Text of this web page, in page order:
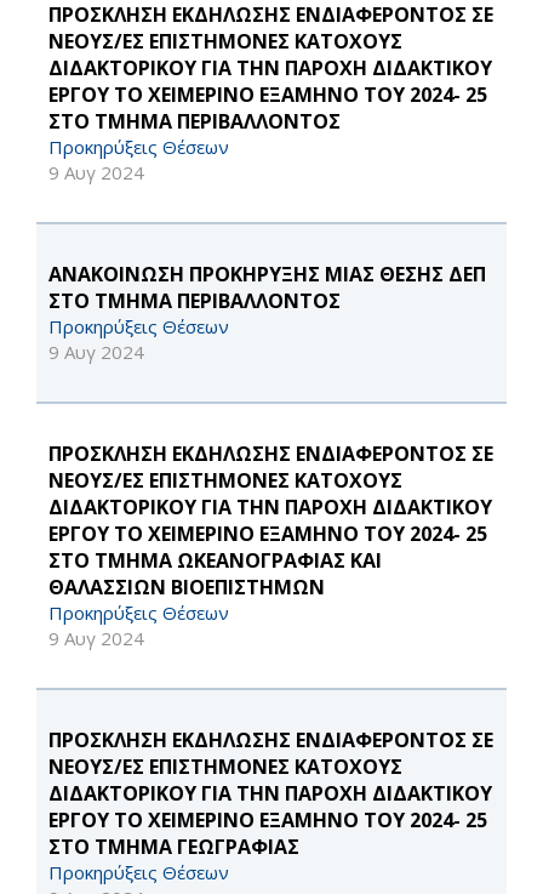
ΠΡΟΣΚΛΗΣΗ ΕΚΔΗΛΩΣΗΣ ΕΝΔΙΑΦΕΡΟΝΤΟΣ ΣΕ
ΝΕΟΥΣ/ΕΣ ΕΠΙΣΤΗΜΟΝΕΣ ΚΑΤΟΧΟΥΣ
ΔΙΔΑΚΤΟΡΙΚΟΥ ΓΙΑ ΤΗΝ ΠΑΡΟΧΗ ΔΙΔΑΚΤΙΚΟΥ
ΕΡΓΟΥ ΤΟ ΧΕΙΜΕΡΙΝΟ ΕΞΑΜΗΝΟ ΤΟΥ 2024- 25
ΣΤΟ ΤΜΗΜΑ ΠΕΡΙΒΑΛΛΟΝΤΟΣ
Προκηρύξεις Θέσεων
9 Αυγ 2024
ΑΝΑΚΟΙΝΩΣΗ ΠΡΟΚΗΡΥΞΗΣ ΜΙΑΣ ΘΕΣΗΣ ΔΕΠ
ΣΤΟ ΤΜΗΜΑ ΠΕΡΙΒΑΛΛΟΝΤΟΣ
Προκηρύξεις Θέσεων
9 Αυγ 2024
ΠΡΟΣΚΛΗΣΗ ΕΚΔΗΛΩΣΗΣ ΕΝΔΙΑΦΕΡΟΝΤΟΣ ΣΕ
ΝΕΟΥΣ/ΕΣ ΕΠΙΣΤΗΜΟΝΕΣ ΚΑΤΟΧΟΥΣ
ΔΙΔΑΚΤΟΡΙΚΟΥ ΓΙΑ ΤΗΝ ΠΑΡΟΧΗ ΔΙΔΑΚΤΙΚΟΥ
ΕΡΓΟΥ ΤΟ ΧΕΙΜΕΡΙΝΟ ΕΞΑΜΗΝΟ ΤΟΥ 2024- 25
ΣΤΟ ΤΜΗΜΑ ΩΚΕΑΝΟΓΡΑΦΙΑΣ ΚΑΙ
ΘΑΛΑΣΣΙΩΝ ΒΙΟΕΠΙΣΤΗΜΩΝ
Προκηρύξεις Θέσεων
9 Αυγ 2024
ΠΡΟΣΚΛΗΣΗ ΕΚΔΗΛΩΣΗΣ ΕΝΔΙΑΦΕΡΟΝΤΟΣ ΣΕ
ΝΕΟΥΣ/ΕΣ ΕΠΙΣΤΗΜΟΝΕΣ ΚΑΤΟΧΟΥΣ
ΔΙΔΑΚΤΟΡΙΚΟΥ ΓΙΑ ΤΗΝ ΠΑΡΟΧΗ ΔΙΔΑΚΤΙΚΟΥ
ΕΡΓΟΥ ΤΟ ΧΕΙΜΕΡΙΝΟ ΕΞΑΜΗΝΟ ΤΟΥ 2024- 25
ΣΤΟ ΤΜΗΜΑ ΓΕΩΓΡΑΦΙΑΣ
Προκηρύξεις Θέσεων